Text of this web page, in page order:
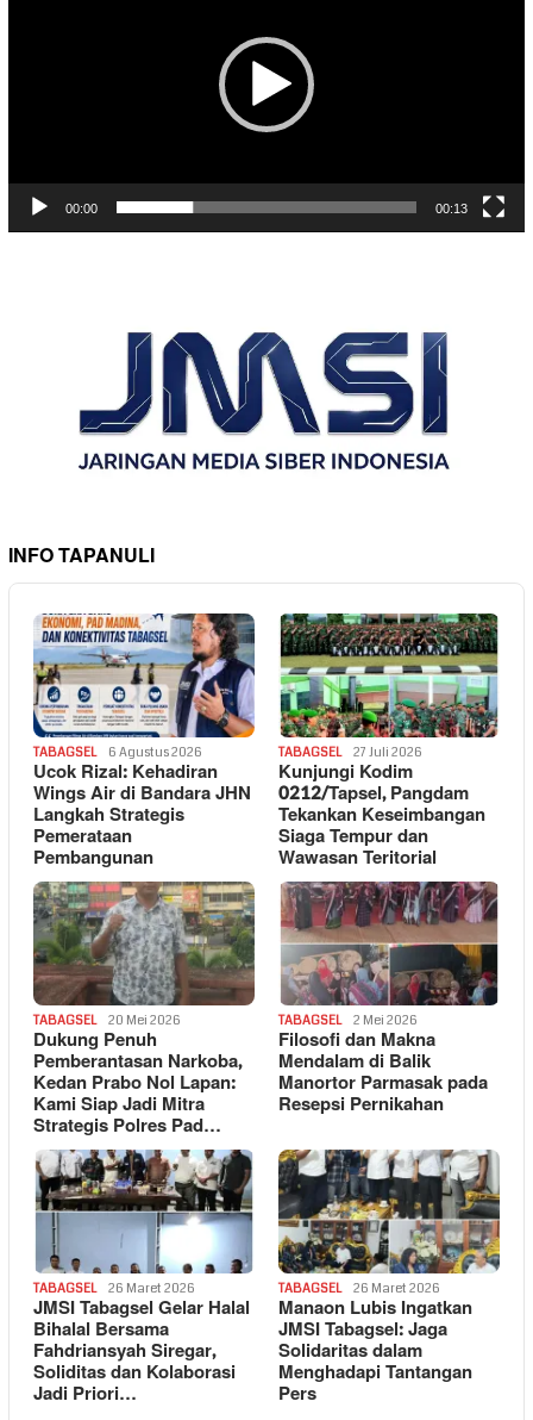
00:00 00:13
INFO TAPANULI
TABAGSEL 6 Agustus 2026
Ucok Rizal: Kehadiran
Wings Air di Bandara JHN
Langkah Strategis
Pemerataan
Pembangunan
TABAGSEL 27 Juli 2026
Kunjungi Kodim
0212/Tapsel, Pangdam
Tekankan Keseimbangan
Siaga Tempur dan
Wawasan Teritorial
TABAGSEL 20 Mei 2026
Dukung Penuh
Pemberantasan Narkoba,
Kedan Prabo Nol Lapan:
Kami Siap Jadi Mitra
Strategis Polres Pad…
TABAGSEL 2 Mei 2026
Filosofi dan Makna
Mendalam di Balik
Manortor Parmasak pada
Resepsi Pernikahan
TABAGSEL 26 Maret 2026
JMSI Tabagsel Gelar Halal
Bihalal Bersama
Fahdriansyah Siregar,
Soliditas dan Kolaborasi
Jadi Priori…
TABAGSEL 26 Maret 2026
Manaon Lubis Ingatkan
JMSI Tabagsel: Jaga
Solidaritas dalam
Menghadapi Tantangan
Pers